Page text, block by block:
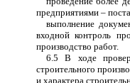
предприятиями –
выполнение
входной контроль
производство работ.
6.5 В ходе
строительного
и характера